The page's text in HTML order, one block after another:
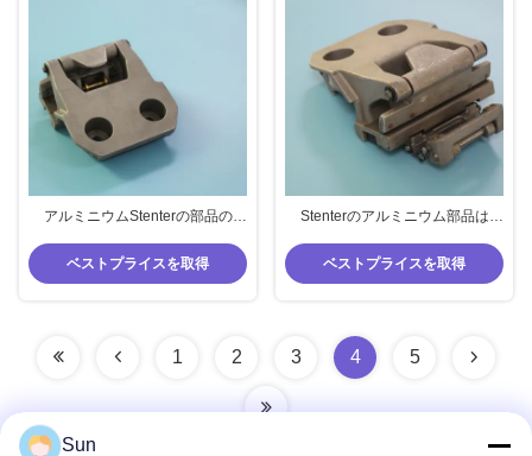
アルミニウムStenterの部品の
を使用して切る
ベストプライスを取得
Stenterのアルミニウム部品は
て切る
ベストプライスを取得
1 2 3 4 5
Sun